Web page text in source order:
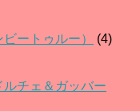
ートゥルー）
(4)
チェ＆ガッバー